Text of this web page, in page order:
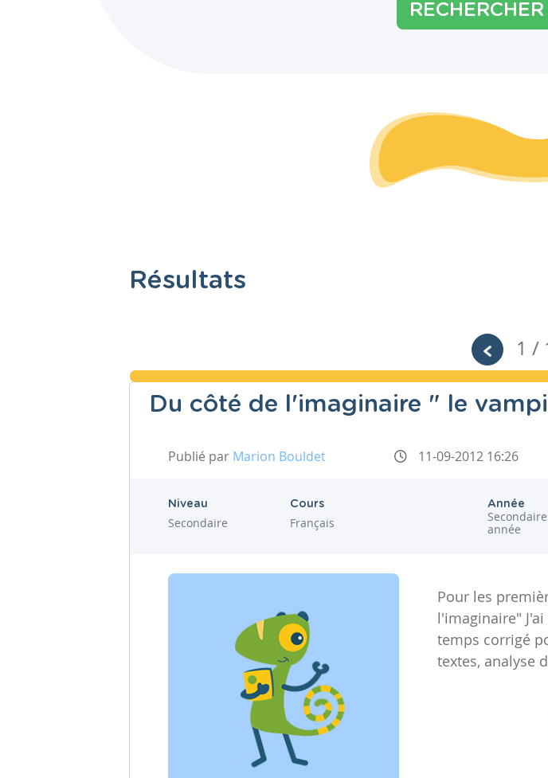
RECHERCHER
Résultats
1 /
Du côté de l'imaginaire " le
Publié par Marion Bouldet 11-09-2012 16:26
Niveau
Secondaire
Cours
Français
Année
année
Pour les
l'imaginaire"
temps corrigé
textes, analyse